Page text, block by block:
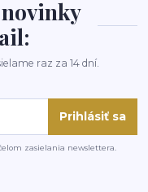
novinky
raz za 14 dní.
Prihlásiť sa
zasielania newslettera.